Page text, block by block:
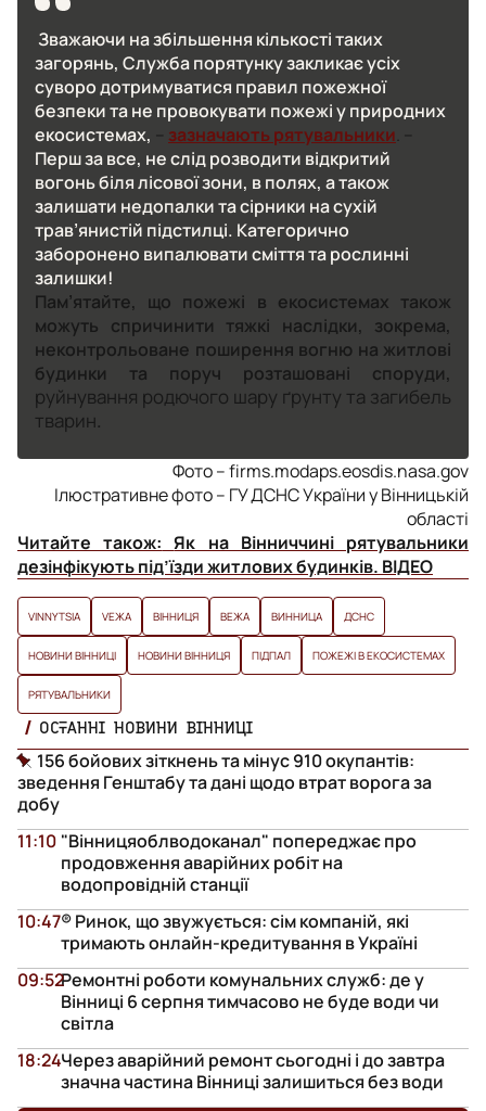
Зважаючи на збільшення кількості таких
загорянь, Служба порятунку закликає усіх
суворо дотримуватися правил пожежної
безпеки та не провокувати пожежі у природних
екосистемах,
зазначають рятувальники. –
Перш за все, не слід розводити відкритий
вогонь біля лісової зони, в полях, а також
залишати недопалки та сірники на сухій
трав’янистій підстилці. Категорично
заборонено випалювати сміття та рослинні
залишки!
Пам’ятайте, що пожежі в екосистемах також
можуть спричинити тяжкі наслідки, зокрема,
неконтрольоване поширення вогню на житлові
будинки та поруч розташовані споруди,
руйнування родючого шару ґрунту та загибель
тварин.
Фото – firms.modaps.eosdis.nasa.gov
Ілюстративне фото – ГУ ДСНС України у Вінницькій
області
Читайте також: Як на Вінниччині рятувальники
дезінфікують під’їзди житлових будинків. ВІДЕО
VINNYTSIA VЕЖА ВІННИЦЯ ВЕЖА ВИННИЦА ДСНС
НОВИНИ ВІННИЦІ НОВИНИ ВІННИЦЯ ПІДПАЛ ПОЖЕЖІ В ЕКОСИСТЕМАХ
РЯТУВАЛЬНИКИ
ОСТАННІ НОВИНИ ВІННИЦІ
156 бойових зіткнень та мінус 910 окупантів:
зведення Генштабу та дані щодо втрат ворога за
добу
"Вінницяоблводоканал" попереджає про
продовження аварійних робіт на
водопровідній станції
11:10
® Ринок, що звужується: сім компаній, які
тримають онлайн-кредитування в Україні
10:47
Ремонтні роботи комунальних служб: де у
Вінниці 6 серпня тимчасово не буде води чи
світла
09:52
Через аварійний ремонт сьогодні і до завтра
значна частина Вінниці залишиться без води
18:24